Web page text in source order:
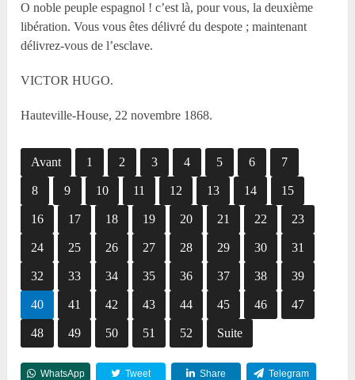
O noble peuple espagnol ! c’est là, pour vous, la deuxième
libération. Vous vous êtes délivré du despote ; maintenant
délivrez-vous de l’esclave.
VICTOR HUGO.
Hauteville-House, 22 novembre 1868.
Avant 1 2 3 4 5 6 7
8 9 10 11 12 13 14 15
16 17 18 19 20 21 22 23
24 25 26 27 28 29 30 31
32 33 34 35 36 37 38 39
40 41 42 43 44 45 46 47
48 49 50 51 52 Suite
WhatsApp Tweet Share Telegram